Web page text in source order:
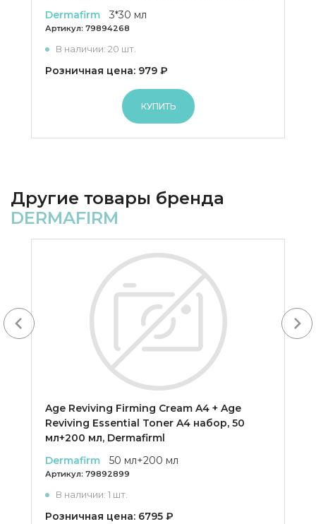
Dermafirm
3*30 мл
Артикул: 79894268
В наличии: 20 шт.
Розничная цена: 979 ₽
КУПИТЬ
Другие товары бренда
DERMAFIRM
Age Reviving Firming Cream A4 + Age
Reviving Essential Toner A4 набор, 50
мл+200 мл, Dermafirml
Dermafirm
50 мл+200 мл
Артикул: 79892899
В наличии: 1 шт.
Розничная цена: 6795 ₽